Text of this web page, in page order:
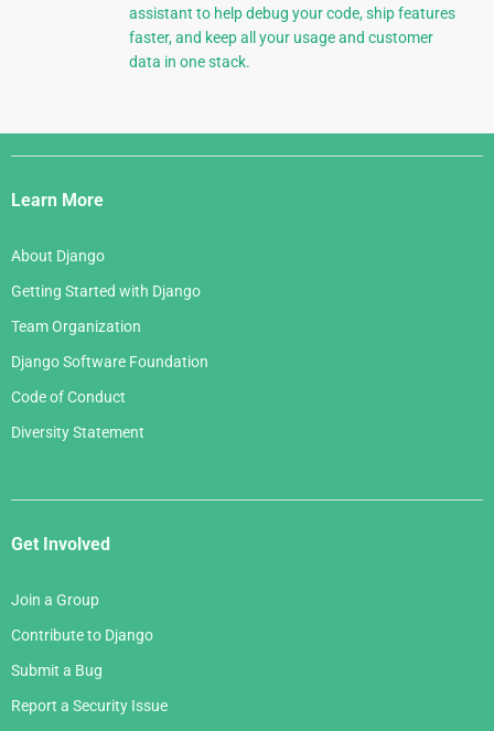
assistant to help debug your code, ship features
faster, and keep all your usage and customer
data in one stack.
Django
Links
Learn More
About Django
Getting Started with Django
Team Organization
Django Software Foundation
Code of Conduct
Diversity Statement
Get Involved
Join a Group
Contribute to Django
Submit a Bug
Report a Security Issue